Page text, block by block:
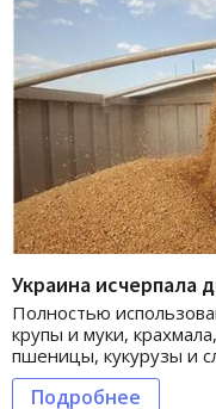
Украина исчерпала
Полностью
крупы и муки,
пшеницы, кукурузы и
Подробнее